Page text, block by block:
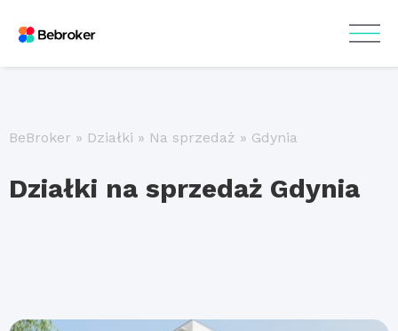
BeBroker » Działki » Na sprzedaż » Gdynia
Działki na sprzedaż Gdynia